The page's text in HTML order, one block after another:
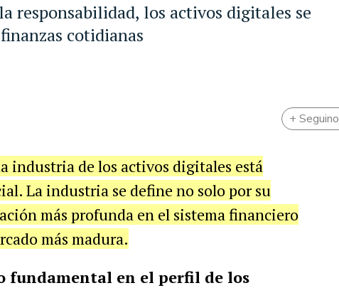
responsabilidad, los activos digitales se
cotidianas
+
industria de los activos digitales está
La industria se define no solo por su
más profunda en el sistema financiero
más madura.
fundamental en el perfil de los